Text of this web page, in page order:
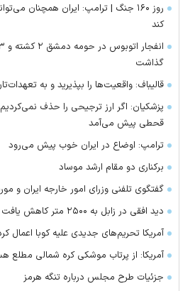
روز ۱۶۰ جنگ | ترامپ: ایران همچنان
کند
گذاشت
قالیباف: واقعیت‌ها را بپذیرید و به
پزشکیان: اگر ارز ترجیحی را حذف
قحطی پیش می‌آمد
ترامپ: اوضاع در ایران خوب پیش می‌رود
برکناری دو مقام ارشد موساد
گفتگوی تلفنی وزرای امور خارجه ایران و
دید افقی در زابل به ۲۵۰۰ متر کاهش یافت
آمریکا تحریم‌های جدیدی علیه کوبا اعمال
آمریکا: از پرتاب موشکی کره شمالی مطلع
جزئیات طرح مجلس درباره تنگه هرمز